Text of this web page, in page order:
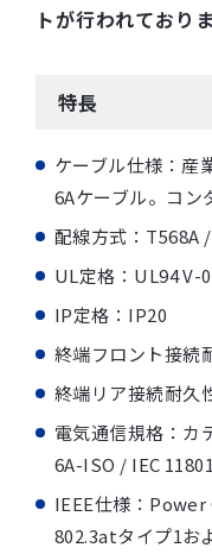
トが行われておりま
特長
ケーブル仕様：産
6Aケーブル。コン
配線方式：T568A
UL定格：UL94 V-0
IP定格：IP20
終端フロント接続
終端リア接続耐久
電気通信規格：カ
6A-ISO / IEC
IEEE仕様：
802.3atタイプ1お